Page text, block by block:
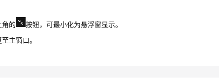
角的
按钮，可最小化为悬浮窗显示。
主窗口。